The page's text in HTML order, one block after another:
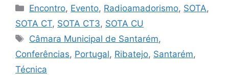
Categorias
Encontro, Evento, Radioamadorismo, SOTA,
SOTA CT, SOTA CT3, SOTA CU
Etiquetas
Câmara Municipal de Santarém,
Conferências, Portugal, Ribatejo, Santarém,
Técnica